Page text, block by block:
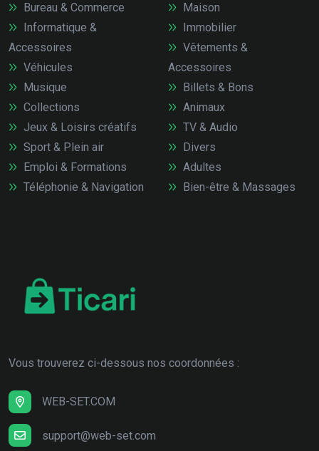
Bureau & Commerce
Informatique &
Accessoires
Véhicules
Maison
Immobilier
Vêtements &
Accessoires
Musique
Collections
Jeux & Loisirs créatifs
Sport & Plein air
Emploi & Formations
Téléphonie & Navigation
Billets & Bons
Animaux
TV & Audio
Divers
Adultes
Bien-être & Massages
Vous trouverez ci-dessous nos coordonnées :
WEB-SET.COM
support@web-set.com